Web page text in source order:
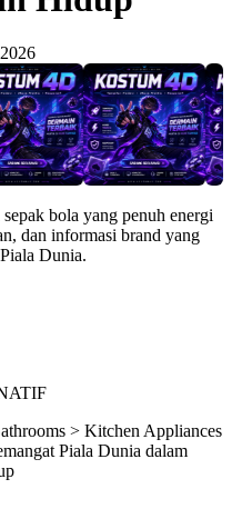
bola yang penuh energi
dan informasi brand yang
Dunia.
> Kitchen Appliances
Piala Dunia dalam